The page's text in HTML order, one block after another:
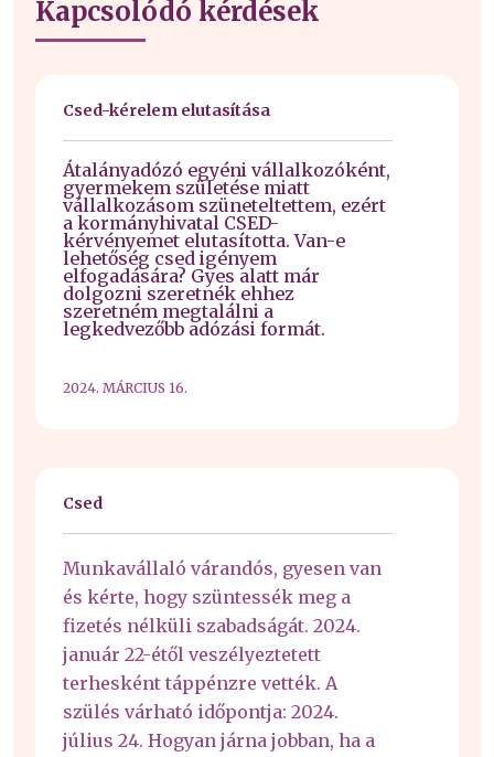
Kapcsolódó kérdések
Csed-kérelem elutasítása
Átalányadózó egyéni vállalkozóként,
gyermekem születése miatt
vállalkozásom szüneteltettem, ezért
a kormányhivatal CSED-
kérvényemet elutasította. Van-e
lehetőség csed igényem
elfogadására? Gyes alatt már
dolgozni szeretnék ehhez
szeretném megtalálni a
legkedvezőbb adózási formát.
2024. MÁRCIUS 16.
Csed
Munkavállaló várandós, gyesen van
és kérte, hogy szüntessék meg a
fizetés nélküli szabadságát. 2024.
január 22-étől veszélyeztetett
terhesként táppénzre vették. A
szülés várható időpontja: 2024.
július 24. Hogyan járna jobban, ha a